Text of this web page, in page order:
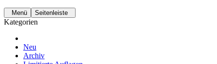
Menü Seitenleiste
Kategorien
Neu
Archiv